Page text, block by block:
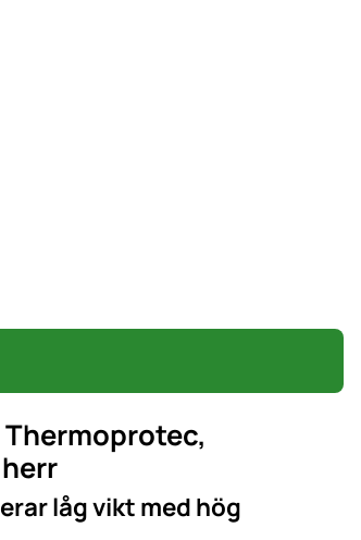
låg vikt med hög